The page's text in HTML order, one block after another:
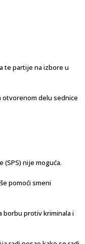
te partije na izbore u
otvorenom delu sednice
(SPS) nije moguća.
pomoći smeni
borbu protiv kriminala i